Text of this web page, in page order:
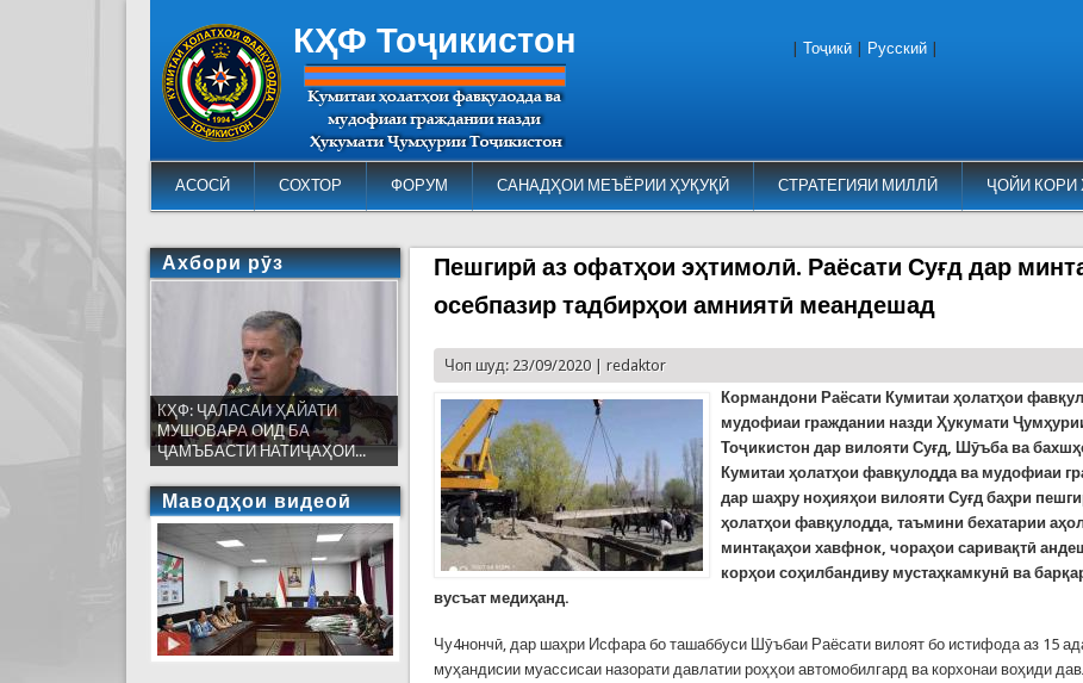
КҲФ Тоҷикистон
АСОСӢ СОХТОР ФОРУМ САНАДҲОИ МЕЪЁРИИ ҲУҚУҚӢ СТРАТЕГИЯИ МИЛЛӢ ҶОЙИ КОРИ
Тоҷикӣ Русский
Пешгирӣ аз офатҳои эҳтимолӣ. Раёсати Суғд дар
осебпазир тадбирҳои амниятӣ меандешад
Чоп шуд: 23/09/2020 |redaktor
Кормандони Раёсати Кумитаи ҳолатҳои
мудофиаи граждании назди Ҳукумати
Тоҷикистон дар вилояти Суғд, Шӯъба ва
Кумитаи ҳолатҳои фавқулодда ва мудофиаи
дар шаҳру ноҳияҳои вилояти Суғд баҳри
ҳолатҳои фавқулодда, таъмини бехатарии
минтақаҳои хавфнок, чораҳои саривақтӣ
корҳои соҳилбандиву мустаҳкамкунӣ ва
вусъат медиҳанд.
Чу4нончӣ, дар шаҳри Исфара бо ташаббуси Шӯъбаи Раёсати вилоят бо истифода аз 15
муҳандисии муассисаи назорати давлатии роҳҳои автомобилгард ва корхонаи воҳиди
Ахбори рӯз
КҲФ: ҶАЛАСАИ ҲАЙАТИ
МУШОВАРА ОИД БА
ҶАМЪБАСТИ НАТИҶАҲОИ...
Маводҳои видеоӣ